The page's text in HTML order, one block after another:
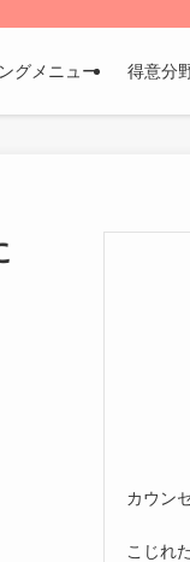
グメニュー 得意分
カウン
こじれ